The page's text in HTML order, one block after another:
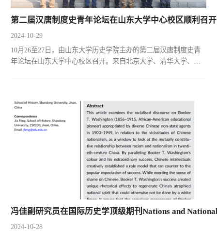
第二届汉唐制度史青年论坛在山东大学中心校区顺利召开
2024-10-29
10月26至27日，由山东大学历史学院主办的第二届汉唐制度史青
年论坛在山东大学中心校区召开。来自北京大学、清华大学、复
辞。代国玺院长简要介绍了汉唐制度史青年论坛的举办缘起和首
届论坛的举办情形，并对各位专家学者的到来表示衷心欢迎。开
幕式后...
冯佳副研究员在国际历史学顶级期刊Nations and
2024-10-28